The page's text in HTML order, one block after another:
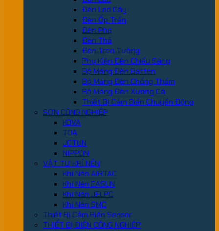
Đèn Led Dây
Đèn Ốp Trần
Đèn Pha
Đèn Thả
Đèn Treo Tường
Phụ Kiện Đèn Chiếu Sáng
Bộ Máng Đèn Batten
Bộ Máng Đèn Chống Thấm
Bộ Máng Đèn Xương Cá
Thiết Bị Cảm Biến Chuyển Động
SƠN CÔNG NGHIỆP
KOVA
TOA
JOTUN
NIPPON
VẬT TƯ KHÍ NÉN
Khí Nén AIRTAC
Khí Nén EASUN
Khí Nén JELPC
Khí Nén SMC
Thiết Bị Cảm Biến Sensor
THIẾT BỊ ĐIỆN CÔNG NGHIỆP